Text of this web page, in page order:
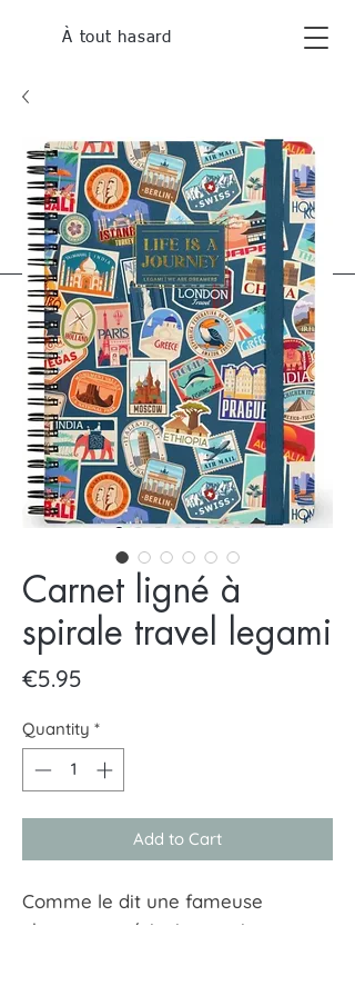
À tout hasard
Carnet ligné à
spirale travel legami
€5.95
Quantity *
Add to Cart
Comme le dit une fameuse
chanson américaine : « si vous